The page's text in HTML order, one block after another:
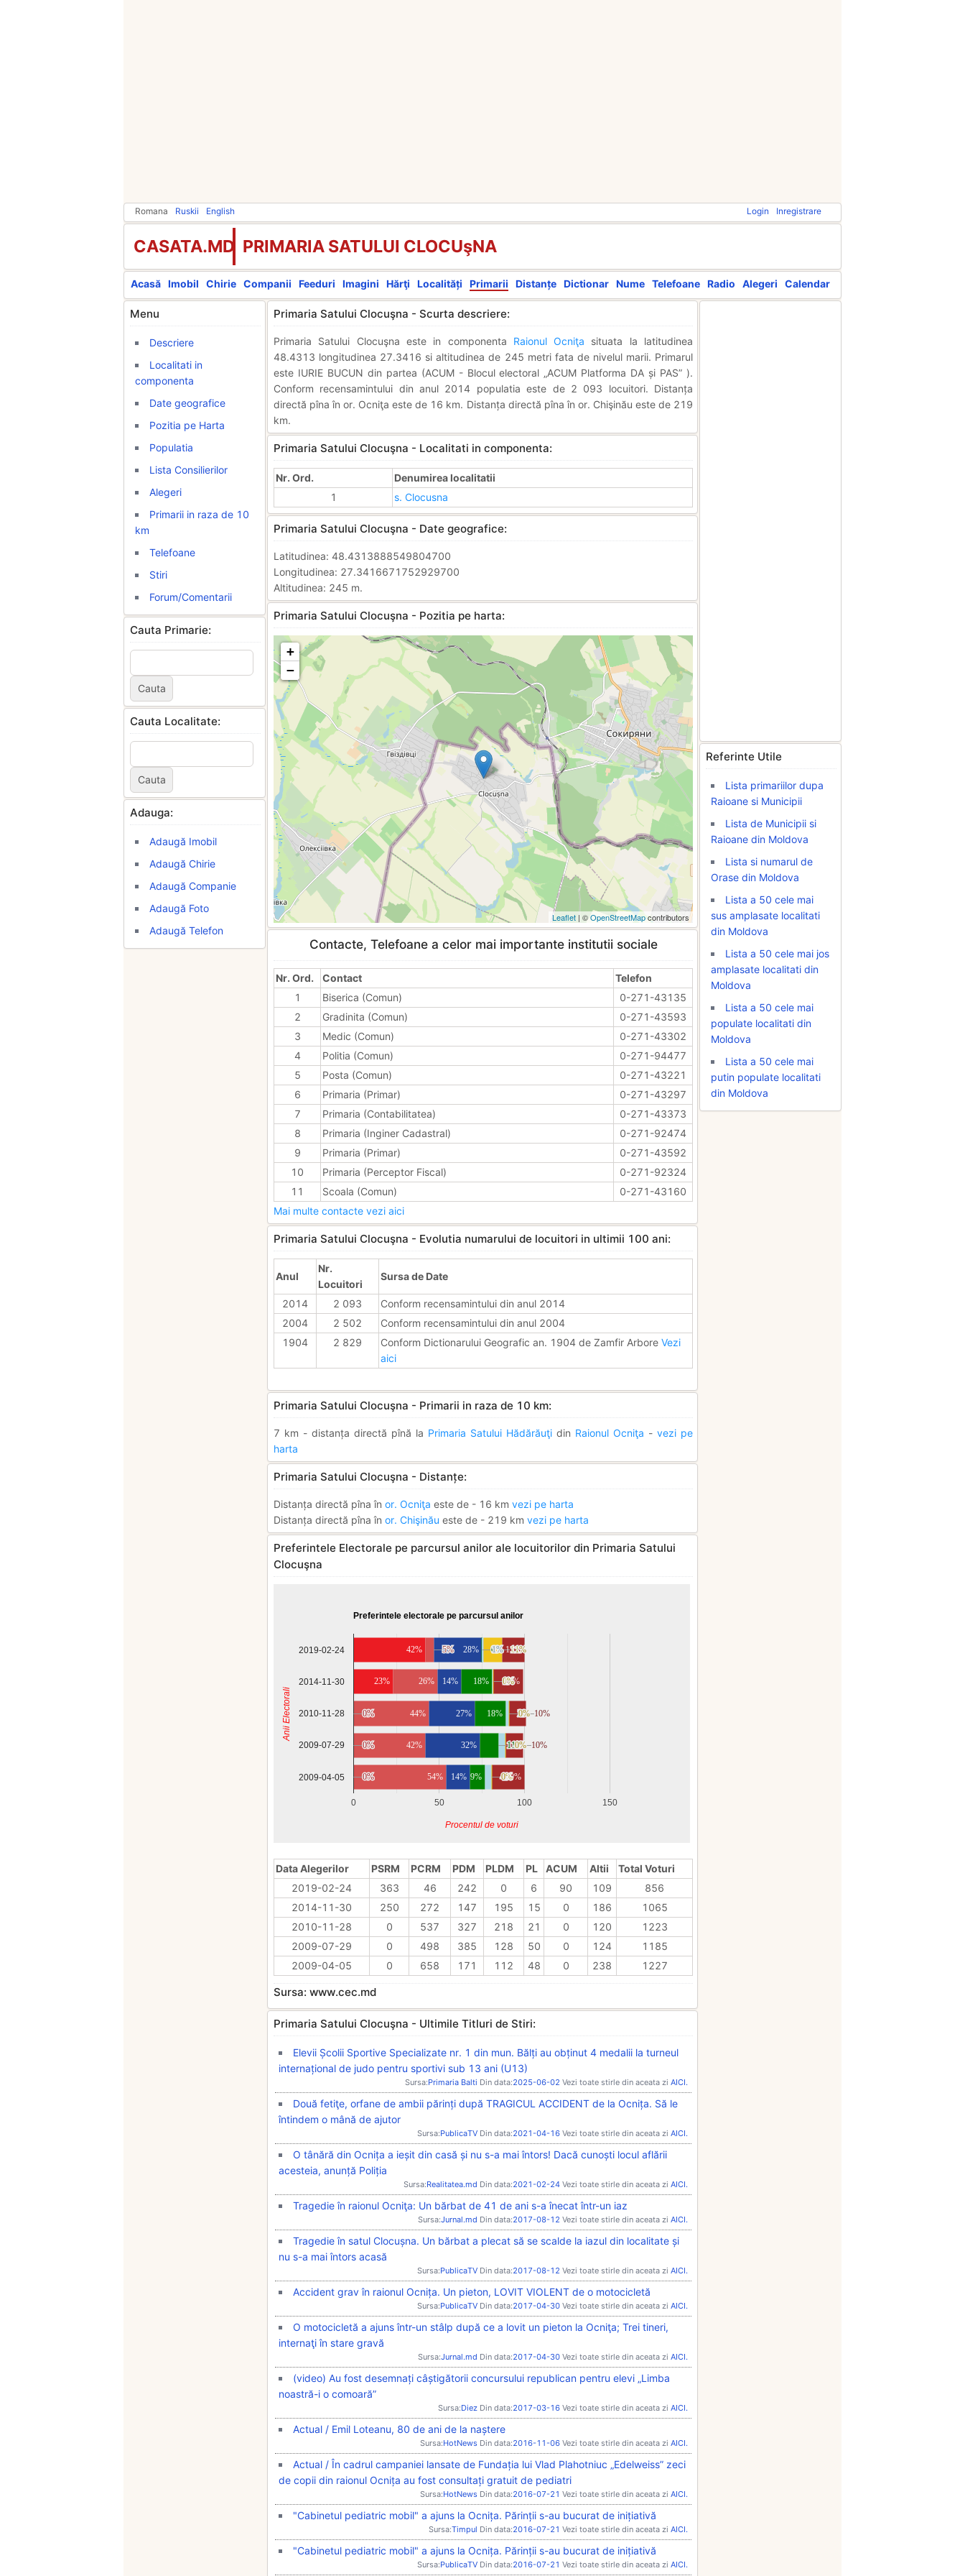
Romana Ruskii English Login Inregistrare
CASATA.MD PRIMARIA SATULUI CLOCUşNA
Acasă Imobil Chirie Companii Feeduri Imagini Hărţi Localități Primarii Distanțe Dictionar Nume Telefoane Radio Alegeri Calendar
Menu
Descriere
Localitati in
componenta
Date geografice
Pozitia pe Harta
Populatia
Lista Consilierilor
Alegeri
Primarii in raza de 10
km
Telefoane
Stiri
Forum/Comentarii
Cauta Primarie:
Cauta Localitate:
Adauga:
Adaugă Imobil
Adaugă Chirie
Adaugă Companie
Adaugă Foto
Adaugă Telefon
Primaria Satului Clocuşna - Scurta descriere:
Primaria Satului Clocuşna este in componenta Raionul Ocniţa situata la latitudinea
48.4313 longitudinea 27.3416 si altitudinea de 245 metri fata de nivelul marii. Primarul
este IURIE BUCUN din partea (ACUM - Blocul electoral „ACUM Platforma DA și PAS” ).
Conform recensamintului din anul 2014 populatia este de 2 093 locuitori. Distanța
directă pîna în or. Ocniţa este de 16 km. Distanța directă pîna în or. Chişinău este de 219
km.
Primaria Satului Clocuşna - Localitati in componenta:
Nr. Ord.
Denumirea localitatii
1
s. Clocusna
Primaria Satului Clocuşna - Date geografice:
Latitudinea: 48.4313888549804700
Longitudinea: 27.3416671752929700
Altitudinea: 245 m.
Primaria Satului Clocuşna - Pozitia pe harta:
+
−
Leaflet | ©OpenStreetMapcontributors
Contacte, Telefoane a celor mai importante institutii sociale
Nr. Ord. Contact
Telefon
1
Biserica (Comun)
0-271-43135
2
Gradinita (Comun)
0-271-43593
3
Medic (Comun)
0-271-43302
4
Politia (Comun)
0-271-94477
5
Posta (Comun)
0-271-43221
6
Primaria (Primar)
0-271-43297
7
Primaria (Contabilitatea)
0-271-43373
8
Primaria (Inginer Cadastral)
0-271-92474
9
Primaria (Primar)
0-271-43592
10
Primaria (Perceptor Fiscal)
0-271-92324
11
Scoala (Comun)
0-271-43160
Mai multe contacte vezi aici
Primaria Satului Clocuşna - Evolutia numarului de locuitori in ultimii 100 ani:
Anul
Nr.
Locuitori
Sursa de Date
2014 2 093
Conform recensamintului din anul 2014
2004
2 502
Conform recensamintului din anul 2004
1904
2 829 Conform Dictionarului Geografic an. 1904 de Zamfir Arbore Vezi
aici
Primaria Satului Clocuşna - Primarii in raza de 10 km:
7 km - distanța directă pînă la Primaria Satului Hădărăuţi din Raionul Ocniţa - vezi pe
harta
Primaria Satului Clocuşna - Distanțe:
Distanța directă pîna în or. Ocniţa este de - 16 km vezi pe harta
Distanța directă pîna în or. Chişinău este de - 219 km vezi pe harta
Preferintele Electorale pe parcursul anilor ale locuitorilor din Primaria Satului
Clocuşna
Preferintele electorale pe parcursul anilor
0 50 100 150
2019-02-24
2014-11-30
2010-11-28
2009-07-29
2009-04-05
42%
23%
0%
0%
0%
0%
0%
0%
5%
5%
26%
44%
42%
54%
28%
14%
27%
32%
14%
0%
0%
18%
18%
11%
11%
9%
1%
1%
1%
1%
2%
2%
4%
4%
4%
4%
11%
11%
0%
0%
0%
0%
0%
0%
0%
0%
13%
17%
10%
10%
10%
10%
19%
Procentul de voturi
Anii Electorali
Data Alegerilor PSRM PCRM PDM PLDM PL ACUM Altii
Total Voturi
2019-02-24
363 46 242 0 6 90 109
856
2014-11-30
250 272 147 195 15 0 186
1065
2010-11-28
0 537 327 218 21 0 120
1223
2009-07-29
0 498 385 128 50 0 124
1185
2009-04-05
0 658 171 112 48 0 238 1227
Sursa: www.cec.md
Primaria Satului Clocuşna - Ultimile Titluri de Stiri:
Elevii Școlii Sportive Specializate nr. 1 din mun. Bălți au obținut 4 medalii la turneul
internațional de judo pentru sportivi sub 13 ani (U13)
Sursa:Primaria Balti Din data:2025-06-02 Vezi toate stirle din aceata zi AICI.
Două fetiţe, orfane de ambii părinți după TRAGICUL ACCIDENT de la Ocnița. Să le
întindem o mână de ajutor
Sursa:PublicaTV Din data:2021-04-16 Vezi toate stirle din aceata zi AICI.
O tânără din Ocnița a ieșit din casă și nu s-a mai întors! Dacă cunoști locul aflării
acesteia, anunță Poliția
Sursa:Realitatea.md Din data:2021-02-24 Vezi toate stirle din aceata zi AICI.
Tragedie în raionul Ocniţa: Un bărbat de 41 de ani s-a înecat într-un iaz
Sursa:Jurnal.md Din data:2017-08-12 Vezi toate stirle din aceata zi AICI.
Tragedie în satul Clocușna. Un bărbat a plecat să se scalde la iazul din localitate și
nu s-a mai întors acasă
Sursa:PublicaTV Din data:2017-08-12 Vezi toate stirle din aceata zi AICI.
Accident grav în raionul Ocnița. Un pieton, LOVIT VIOLENT de o motocicletă
Sursa:PublicaTV Din data:2017-04-30 Vezi toate stirle din aceata zi AICI.
O motocicletă a ajuns într-un stâlp după ce a lovit un pieton la Ocniţa; Trei tineri,
internaţi în stare gravă
Sursa:Jurnal.md Din data:2017-04-30 Vezi toate stirle din aceata zi AICI.
(video) Au fost desemnați câștigătorii concursului republican pentru elevi „Limba
noastră-i o comoară”
Sursa:Diez Din data:2017-03-16 Vezi toate stirle din aceata zi AICI.
Actual / Emil Loteanu, 80 de ani de la naștere
Sursa:HotNews Din data:2016-11-06 Vezi toate stirle din aceata zi AICI.
Actual / În cadrul campaniei lansate de Fundația lui Vlad Plahotniuc „Edelweiss” zeci
de copii din raionul Ocnița au fost consultați gratuit de pediatri
Sursa:HotNews Din data:2016-07-21 Vezi toate stirle din aceata zi AICI.
"Cabinetul pediatric mobil" a ajuns la Ocnița. Părinții s-au bucurat de inițiativă
Sursa:Timpul Din data:2016-07-21 Vezi toate stirle din aceata zi AICI.
"Cabinetul pediatric mobil" a ajuns la Ocnița. Părinții s-au bucurat de inițiativă
Sursa:PublicaTV Din data:2016-07-21 Vezi toate stirle din aceata zi AICI.
Referinte Utile
Lista primariilor dupa
Raioane si Municipii
Lista de Municipii si
Raioane din Moldova
Lista si numarul de
Orase din Moldova
Lista a 50 cele mai
sus amplasate localitati
din Moldova
Lista a 50 cele mai jos
amplasate localitati din
Moldova
Lista a 50 cele mai
populate localitati din
Moldova
Lista a 50 cele mai
putin populate localitati
din Moldova